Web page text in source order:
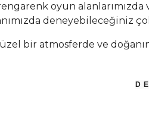
oyun
deneyebileceğiniz
bir atmosferde ve